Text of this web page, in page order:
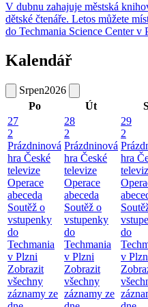
V dubnu zahajuje městská
dětské čtenáře. Letos můžete
do Techmania Science Center v
Kalendář
Srpen2026
Po
Út
27
2
Prázdninová
hra České
televize
Operace
abeceda
Soutěž o
vstupenky
do
Techmania
v Plzni
Zobrazit
všechny
záznamy ze
28
2
Prázdninová
hra České
televize
Operace
abeceda
Soutěž o
vstupenky
do
Techmania
v Plzni
Zobrazit
všechny
záznamy ze
29
2
hra
do
v